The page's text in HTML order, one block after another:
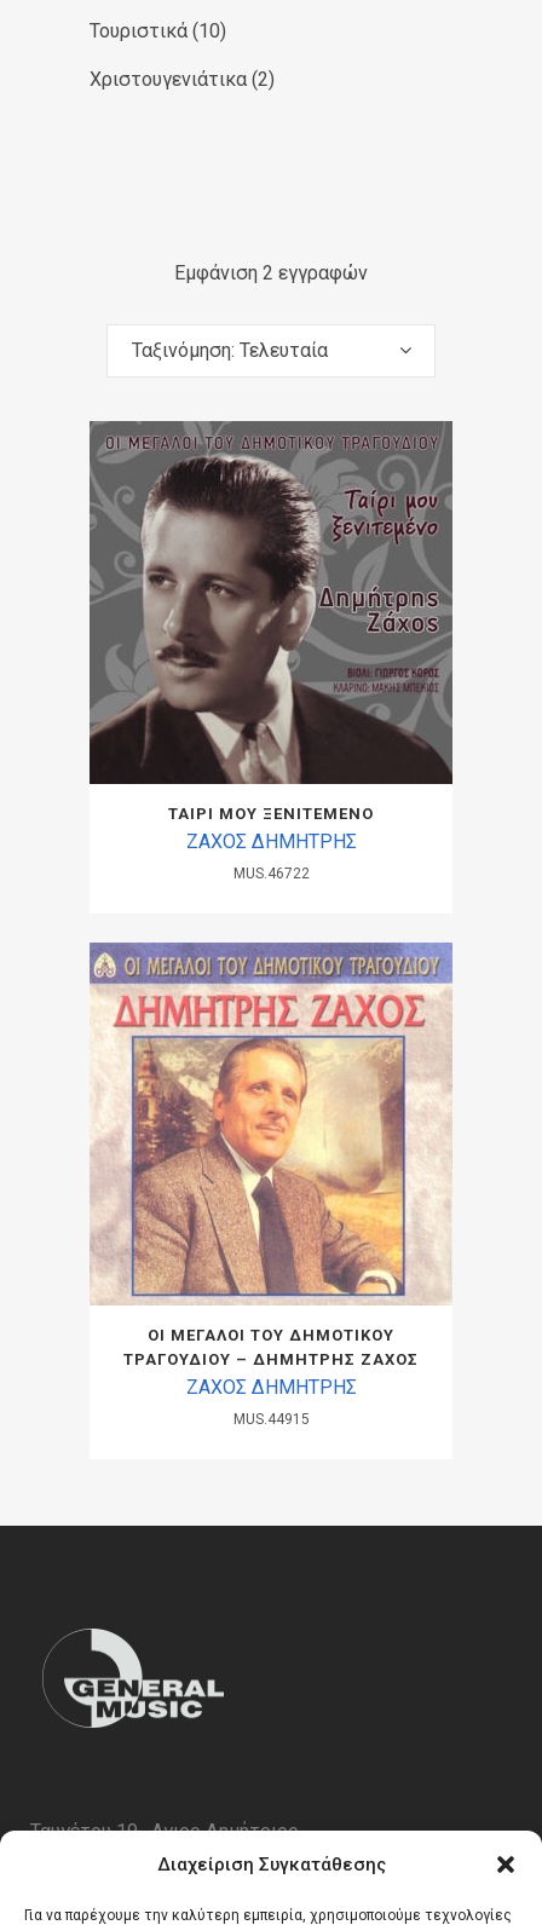
Διαχείριση Συγκατάθεσης
Για να παρέχουμε την καλύτερη εμπειρία, χρησιμοποιούμε τεχνολογίες
Τουριστικά (10)
Χριστουγενιάτικα (2)
Εμφάνιση 2 εγγραφών
Ταξινόμηση: Τελευταία
ΤΑΙΡΙ ΜΟΥ ΞΕΝΙΤΕΜΕΝΟ
ΖΑΧΟΣ ΔΗΜΗΤΡΗΣ
MUS.46722
ΟΙ ΜΕΓΑΛΟΙ ΤΟΥ ΔΗΜΟΤΙΚΟΥ
ΤΡΑΓΟΥΔΙΟΥ – ΔΗΜΗΤΡΗΣ ΖΑΧΟΣ
ΖΑΧΟΣ ΔΗΜΗΤΡΗΣ
MUS.44915
Ταυγέτου 19 , Αγιος Δημήτριος